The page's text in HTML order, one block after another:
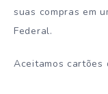
suas compras em
Federal.
Aceitamos cartões